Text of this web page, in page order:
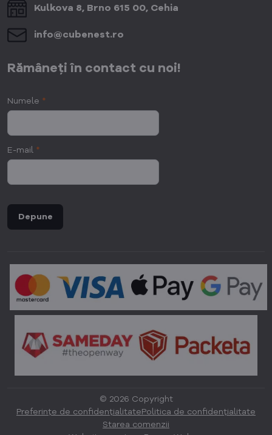
Kulkova 8, Brno 615 00, Cehia
info​@cubenest​.ro
Rămâneți în contact cu noi!
Numele *
E-mail *
Depune
© 2026 Copyright
Preferințe de confidențialitatePolitica de confidențialitate
Starea comenzii